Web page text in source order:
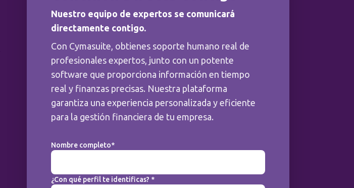
Nuestro equipo de expertos se comunicará
directamente contigo.
Con Cymasuite, obtienes soporte humano real de
profesionales expertos, junto con un potente
software que proporciona información en tiempo
real y finanzas precisas. Nuestra plataforma
garantiza una experiencia personalizada y eficiente
para la gestión financiera de tu empresa.
Nombre completo*
¿Con qué perfil te identificas? *